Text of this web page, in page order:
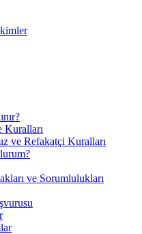
Kuralları
ve Refakatçi Kuralları
ve Sorumlulukları